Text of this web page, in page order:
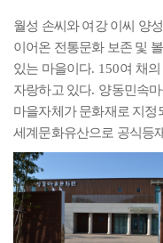
월성 손씨와 여강 이씨 양
이어온 전통문화 보존 및
있는 마을이다. 150여 채
자랑하고 있다. 양동민속
마을자체가 문화재로 지정
세계문화유산으로 공식등